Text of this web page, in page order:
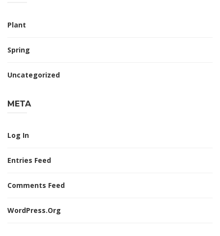
Plant
Spring
Uncategorized
META
Log In
Entries Feed
Comments Feed
WordPress.org